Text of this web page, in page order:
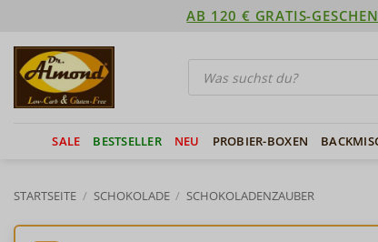
springen
AB 120 € GRATIS-
Products
search
SALE BESTSELLER NEU PROBIER-BOXEN
STARTSEITE / SCHOKOLADE / SCHOKOLADENZAUBER